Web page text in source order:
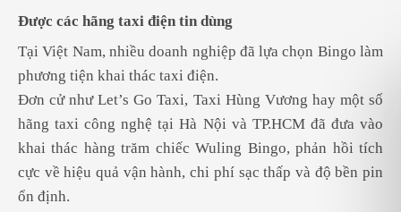
Được các hãng taxi điện tin dùng
Tại Việt Nam, nhiều doanh nghiệp đã lựa chọn Bingo làm
phương tiện khai thác taxi điện.
Đơn cử như Let’s Go Taxi, Taxi Hùng Vương hay một số
hãng taxi công nghệ tại Hà Nội và TP.HCM đã đưa vào
khai thác hàng trăm chiếc Wuling Bingo, phản hồi tích
cực về hiệu quả vận hành, chi phí sạc thấp và độ bền pin
ổn định.